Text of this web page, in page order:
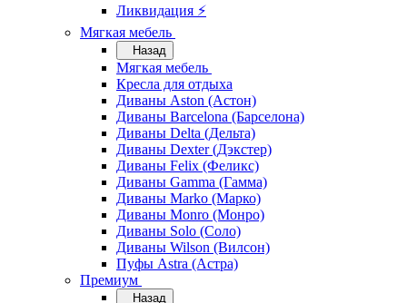
Ликвидация ⚡
Мягкая мебель
Назад
Мягкая мебель
Кресла для отдыха
Диваны Aston (Астон)
Диваны Barcelona (Барселона)
Диваны Delta (Дельта)
Диваны Dexter (Дэкстер)
Диваны Felix (Феликс)
Диваны Gamma (Гамма)
Диваны Marko (Марко)
Диваны Monro (Монро)
Диваны Solo (Соло)
Диваны Wilson (Вилсон)
Пуфы Astra (Астра)
Премиум
Назад